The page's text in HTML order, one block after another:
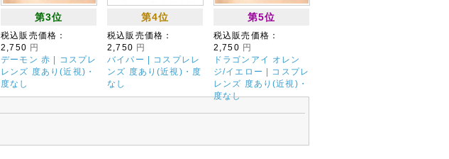
第3位
税込販売価格：
2,750 円
デーモン 赤 | コスプレ
レンズ 度あり(近視)・
度なし
第4位
税込販売価格：
2,750 円
バイパー | コスプレレ
ンズ 度あり(近視)・度
なし
第5位
税込販売価格：
2,750 円
ドラゴンアイ オレン
ジ/イエロー | コスプレ
レンズ 度あり(近視)・
度なし